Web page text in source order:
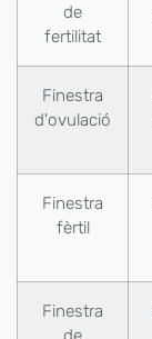
de
fertilitat
Finestra
d'ovulació
Finestra
fèrtil
Finestra